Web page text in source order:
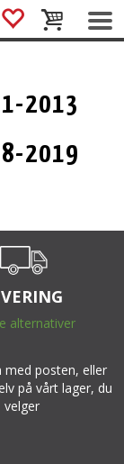
2013
2019
alternativer
med posten, eller
på vårt lager, du
velger